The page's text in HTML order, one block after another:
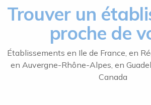
Trouver un
proche de
Établissements en Ile de France, en
en Auvergne-Rhône-Alpes, en
Canada